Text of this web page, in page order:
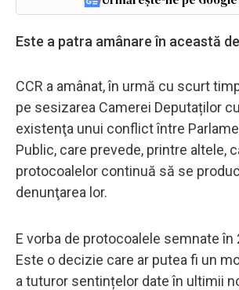
Este a patra amânare în această
CCR a amânat, în urmă cu scurt
pe sesizarea Camerei Deputaților
existenţa unui conflict între
Public, care prevede, printre altele,
protocoalelor continuă să se
denunţarea lor.
E vorba de protocoalele semnate în
Este o decizie care ar putea fi un
a tuturor sentințelor date în ultimii